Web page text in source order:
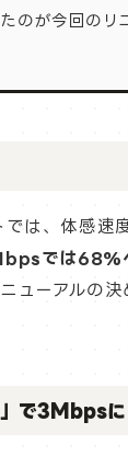
のが今回のリ
は、体感速
では68%
ューアルの決
」で3Mbpsに